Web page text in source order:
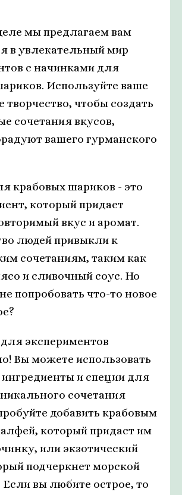
мы предлагаем вам
в увлекательный мир
с начинками для
Используйте ваше
творчество, чтобы создать
сочетания вкусов,
вашего гурманского
крабовых шариков - это
который придает
вкус и аромат.
людей привыкли к
сочетаниям, таким как
и сливочный соус. Но
попробовать что-то новое
экспериментов
Вы можете использовать
и специи для
сочетания
добавить крабовым
который придаст им
или экзотический
подчеркнет морской
Если вы любите острое, то